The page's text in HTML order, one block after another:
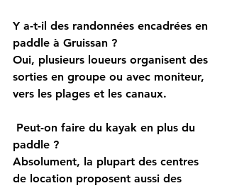
Y a-t-il des randonnées encadrées en
paddle à Gruissan ?
Oui, plusieurs loueurs organisent des
sorties en groupe ou avec moniteur,
vers les plages et les canaux.
paddle ?
Absolument, la plupart des centres
de location proposent aussi des